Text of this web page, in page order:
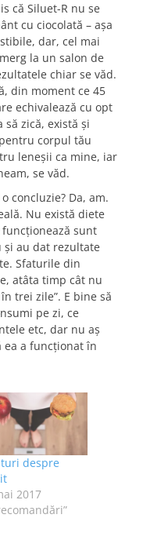
că Siluet-R nu se
cu ciocolată – aşa
dar, cel mai
la un salon de
chiar se văd.
din moment ce 45
echivalează cu opt
să zică, există şi
corpul tău
leneşii ca mine, iar
se văd.
concluzie? Da, am.
Nu există diete
sunt
şi au dat rezultate
Sfaturile din
atâta timp cât nu
trei zile”. E bine să
pe zi, ce
etc, dar nu aş
ea a funcţionat în
despre
2017